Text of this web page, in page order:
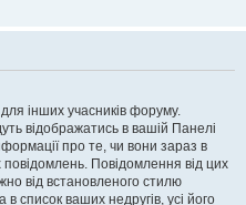
інших учасників форуму.
відображатись в вашій Панелі
про те, чи вони зараз в
Повідомлення від цих
від встановленого стилю
список ваших недругів, усі його